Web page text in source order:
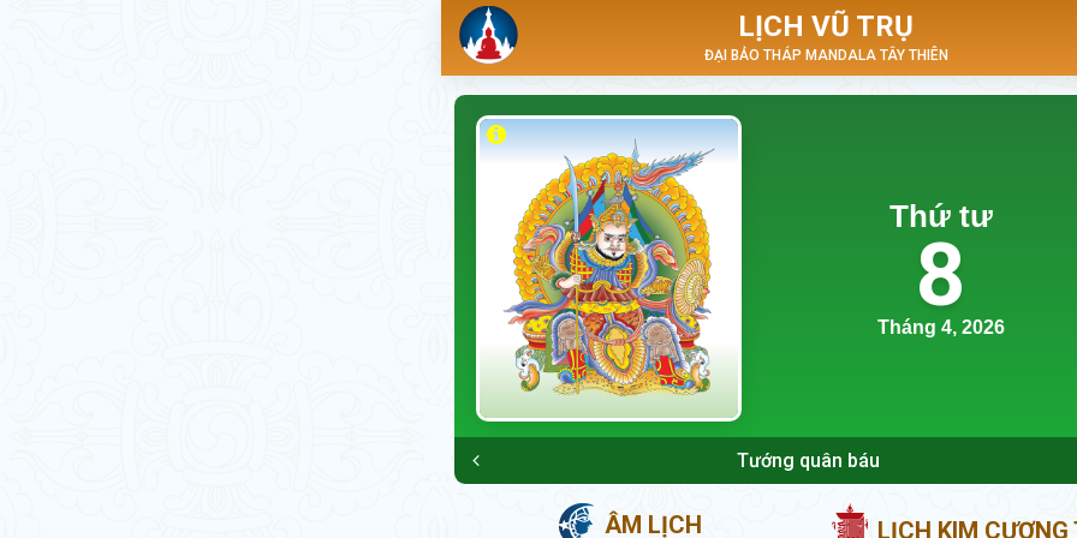
LỊCH VŨ TRỤ
ĐẠI BẢO THÁP MANDALA TÂY THIÊN
Thứ tư
8
Tháng 4, 2026
Tướng quân báu
ÂM LỊCH LỊCH KIM CƯƠNG